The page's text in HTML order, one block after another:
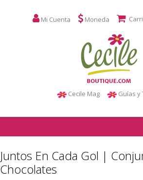
Mi Cuenta Moneda
Cecile Mag Guías
Juntos En Cada Gol |
Chocolates